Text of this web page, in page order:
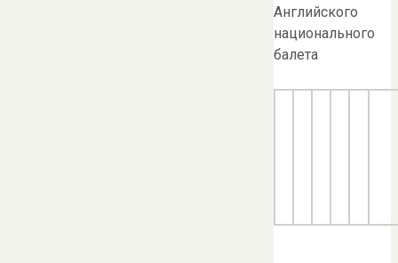
Английского
национального
балета